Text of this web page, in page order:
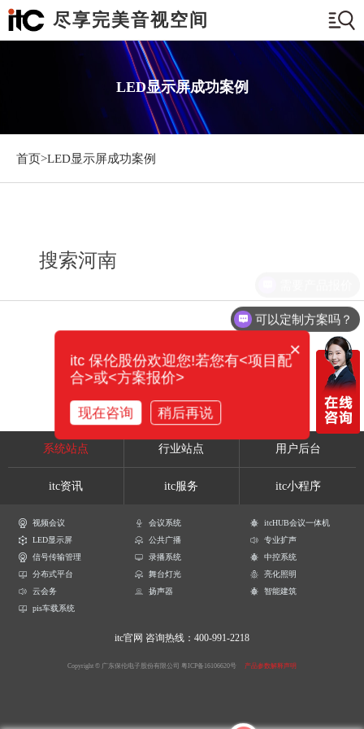
尽享完美音视空间
LED显示屏成功案例
首页>LED显示屏成功案例
搜索河南
系统站点 行业站点 用户后台
itc资讯 itc服务 itc小程序
视频会议 会议系统
itcHUB会议一体机
LED显示屏
公共广播
专业扩声
信号传输管理
录播系统
中控系统
分布式平台
舞台灯光
亮化照明
云会务
扬声器
智能建筑
pis车载系统
itc官网 咨询热线：400-991-2218
Copyright © 广东保伦电子股份有限公司 粤ICP备16106620号 产品参数解释声明
可以定制方案吗？
×
itc 保伦股份欢迎您!若您有<项目配
合>或<方案报价>
现在咨询 稍后再说